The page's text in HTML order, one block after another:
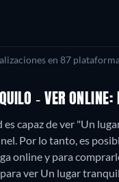
en 87
- VER
capaz de ver "Un
Por lo tanto, es
online y para
ver Un lugar